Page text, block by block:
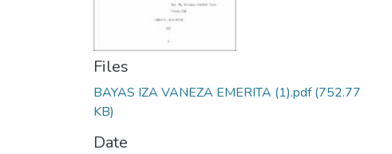
Files
BAYAS IZA VANEZA EMERITA (1).pdf(752.77
KB)
Date